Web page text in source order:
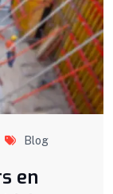
Blog
en